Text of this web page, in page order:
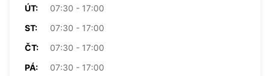
ÚT:
07:30 - 17:00
ST:
07:30 - 17:00
ČT:
07:30 - 17:00
PÁ:
07:30 - 17:00